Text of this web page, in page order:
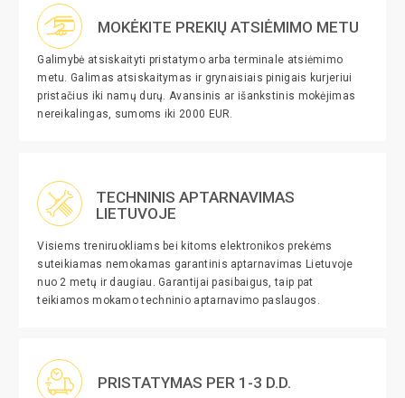
MOKĖKITE PREKIŲ ATSIĖMIMO METU
Galimybė atsiskaityti pristatymo arba terminale atsiėmimo
metu. Galimas atsiskaitymas ir grynaisiais pinigais kurjeriui
pristačius iki namų durų. Avansinis ar išankstinis mokėjimas
nereikalingas, sumoms iki 2000 EUR.
TECHNINIS APTARNAVIMAS
LIETUVOJE
Visiems treniruokliams bei kitoms elektronikos prekėms
suteikiamas nemokamas garantinis aptarnavimas Lietuvoje
nuo 2 metų ir daugiau. Garantijai pasibaigus, taip pat
teikiamos mokamo techninio aptarnavimo paslaugos.
PRISTATYMAS PER 1-3 D.D.